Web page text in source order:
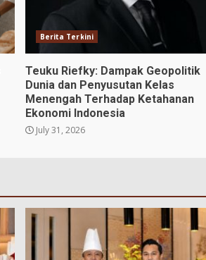
Berita Terkini
Teuku Riefky: Dampak Geopolitik
Dunia dan Penyusutan Kelas
Menengah Terhadap Ketahanan
Ekonomi Indonesia
July 31, 2026